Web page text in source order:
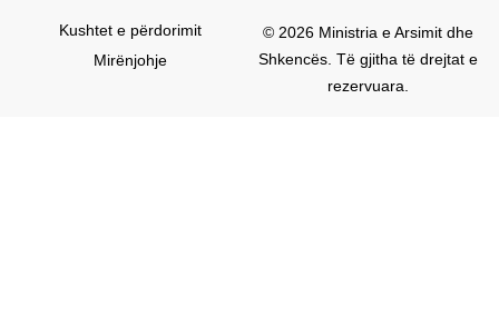
© 2026 Ministria e Arsimit dhe
Shkencës. Të gjitha të drejtat e
rezervuara.
Kushtet e përdorimit
Mirënjohje